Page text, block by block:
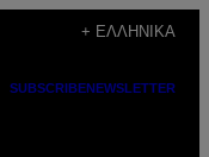
+ ΕΛΛΗΝΙΚΆ
SUBSCRIBENEWSLETTER